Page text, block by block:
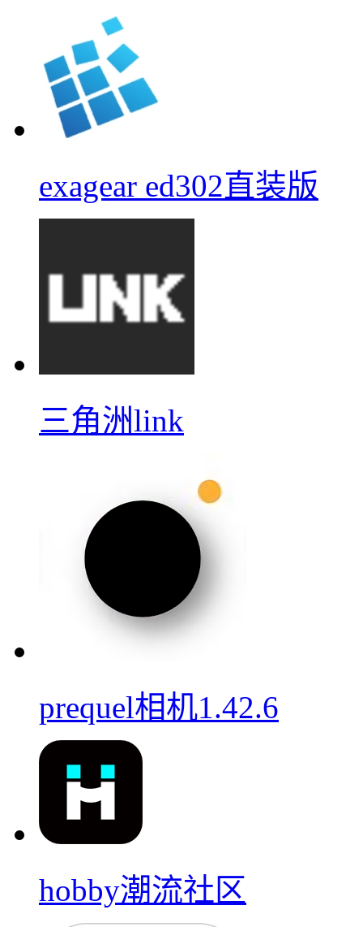
exagear ed302直装版
三角洲link
prequel相机1.42.6
hobby潮流社区